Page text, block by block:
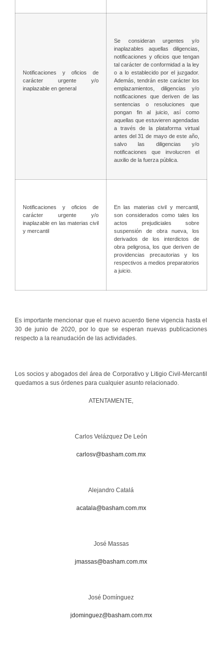
Notificaciones y oficios de
carácter urgente y/o
inaplazable en general
Se consideran urgentes y/o
inaplazables aquellas diligencias,
notificaciones y oficios que tengan
tal carácter de conformidad a la ley
o a lo establecido por el juzgador.
Además, tendrán este carácter los
emplazamientos, diligencias y/o
notificaciones que deriven de las
sentencias o resoluciones que
pongan fin al juicio, así como
aquellas que estuvieren agendadas
a través de la plataforma virtual
antes del 31 de mayo de este año,
salvo las diligencias y/o
notificaciones que involucren el
auxilio de la fuerza pública.
Notificaciones y oficios de
carácter urgente y/o
inaplazable en las materias civil
y mercantil
En las materias civil y mercantil,
son considerados como tales los
actos prejudiciales sobre
suspensión de obra nueva, los
derivados de los interdictos de
obra peligrosa, los que deriven de
providencias precautorias y los
respectivos a medios preparatorios
a juicio.
Es importante mencionar que el nuevo acuerdo tiene vigencia hasta el
30 de junio de 2020, por lo que se esperan nuevas publicaciones
respecto a la reanudación de las actividades.
Los socios y abogados del área de Corporativo y Litigio Civil-Mercantil
quedamos a sus órdenes para cualquier asunto relacionado.
ATENTAMENTE,
Carlos Velázquez De León
carlosv@basham.com.mx
Alejandro Catalá
acatala@basham.com.mx
José Massas
jmassas@basham.com.mx
José Domínguez
jdominguez@basham.com.mx